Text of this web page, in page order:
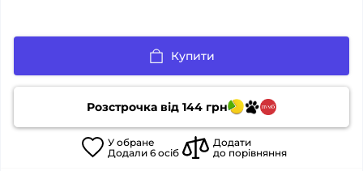
Купити
Розстрочка від 144 грн
У обране
Додали 6осіб
Додати
до порівняння